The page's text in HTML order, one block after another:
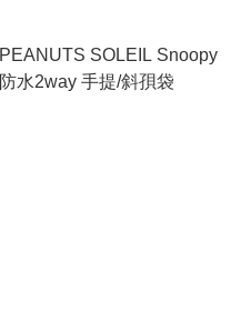
PEANUTS SOLEIL Snoopy
防水2way 手提/斜孭袋